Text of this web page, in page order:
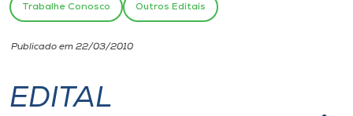
Unoesc
Internacionalização
Trabalhe Conosco Outros Editais
Publicado em 22/03/2010
EDITAL